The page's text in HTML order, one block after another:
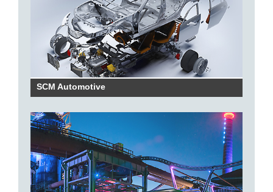
SCM Automotive